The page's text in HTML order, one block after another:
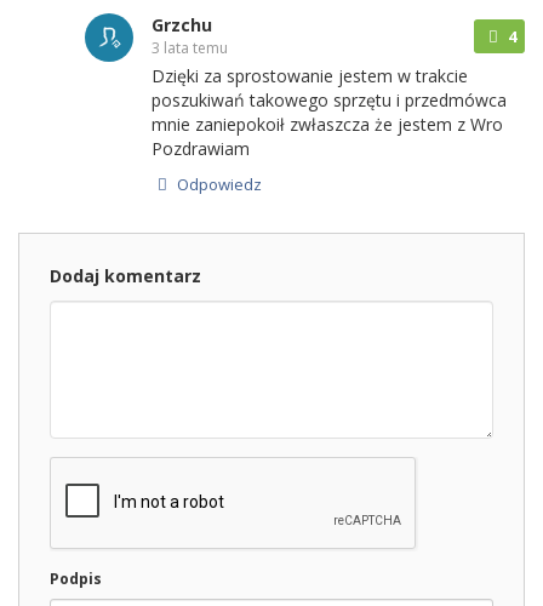
Grzchu
3 lata temu
4
Dzięki za sprostowanie jestem w trakcie
poszukiwań takowego sprzętu i przedmówca
mnie zaniepokoił zwłaszcza że jestem z Wro
Pozdrawiam
Odpowiedz
Dodaj komentarz
Podpis